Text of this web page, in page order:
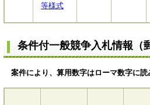
等様式
条件付一般競争入札情報（
案件により、算用数字はローマ数字に読